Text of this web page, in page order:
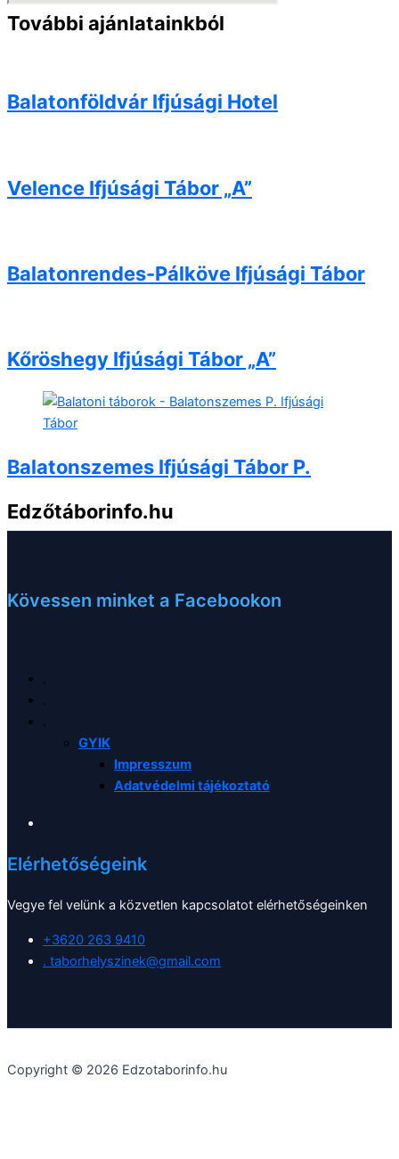
További ajánlatainkból
Balatonföldvár Ifjúsági Hotel
Velence Ifjúsági Tábor „A”
Balatonrendes-Pálköve Ifjúsági Tábor
Kőröshegy Ifjúsági Tábor „A”
Balatonszemes Ifjúsági Tábor P.
Edzőtáborinfo.hu
Kövessen minket a Facebookon
.
.
.
GYIK
Impresszum
Adatvédelmi tájékoztató
Elérhetőségeink
Vegye fel velünk a közvetlen kapcsolatot elérhetőségeinken
+3620 263 9410
. taborhelyszinek@gmail.com
Copyright © 2026 Edzotaborinfo.hu